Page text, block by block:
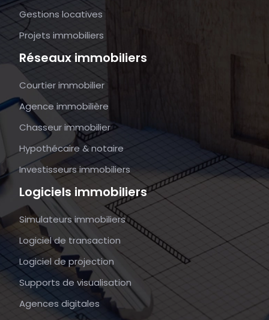
Gestions locatives
Projets immobiliers
Réseaux immobiliers
Courtier immobilier
Agence immobilière
Chasseur immobilier
Hypothécaire & notaire
Investisseurs immobiliers
Logiciels immobiliers
Simulateurs immobiliers
Logiciel de transaction
Logiciel de projection
Supports de visualisation
Agences digitales